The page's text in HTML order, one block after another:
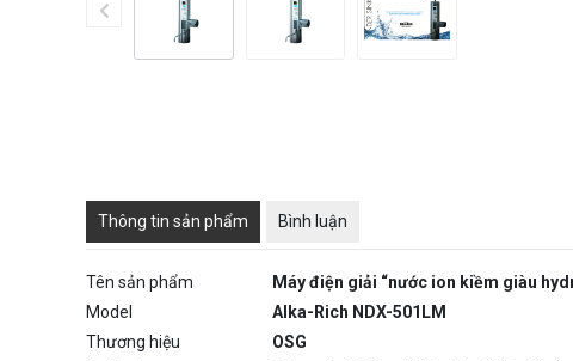
Thông tin sản phẩm Bình luận
Tên sản phẩm
Máy điện giải “nước ion kiềm giàu
Model
Alka-Rich NDX-501LM
Thương hiệu
OSG